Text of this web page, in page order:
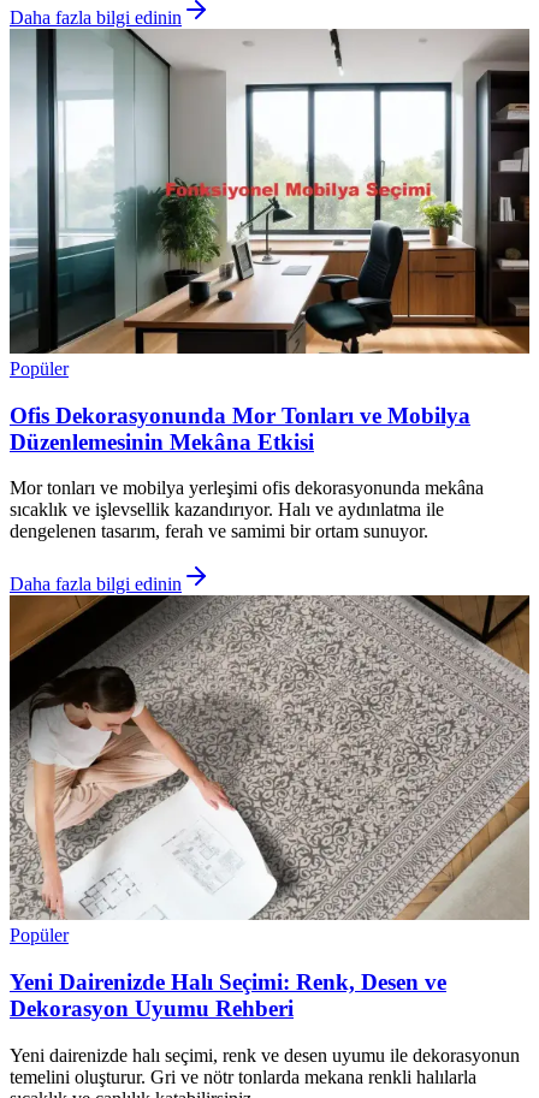
Daha fazla bilgi edinin
Popüler
Ofis Dekorasyonunda Mor Tonları ve Mobilya
Düzenlemesinin Mekâna Etkisi
Mor tonları ve mobilya yerleşimi ofis dekorasyonunda mekâna
sıcaklık ve işlevsellik kazandırıyor. Halı ve aydınlatma ile
dengelenen tasarım, ferah ve samimi bir ortam sunuyor.
Daha fazla bilgi edinin
Popüler
Yeni Dairenizde Halı Seçimi: Renk, Desen ve
Dekorasyon Uyumu Rehberi
Yeni dairenizde halı seçimi, renk ve desen uyumu ile dekorasyonun
temelini oluşturur. Gri ve nötr tonlarda mekana renkli halılarla